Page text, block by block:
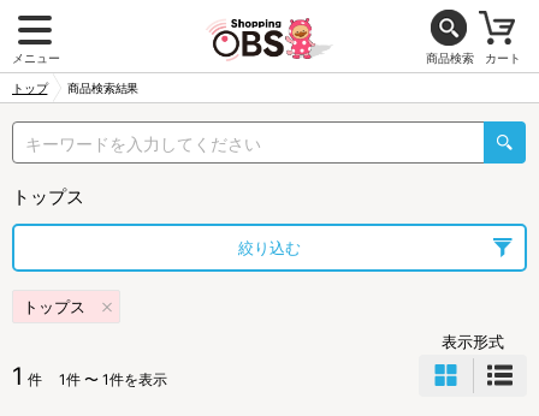
メニュー 商品検索 カート
トップ 商品検索結果
トップス
絞り込む
トップス
1 件 1件 〜 1件を表示
表示形式